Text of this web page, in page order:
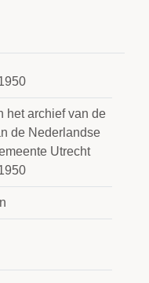
het archief van de
de Nederlandse
Utrecht